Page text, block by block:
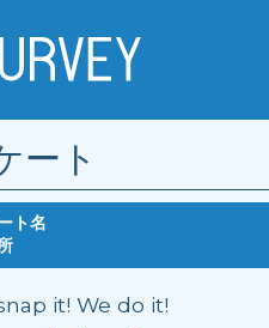
ート
ト名
it! We do it!